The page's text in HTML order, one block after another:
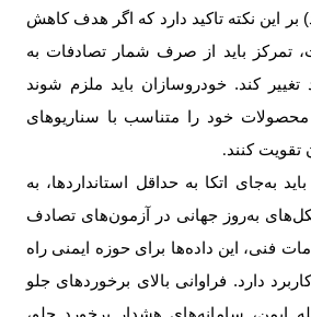
بر این نکته تاکید دارد که اگر هدف کاهش
تمرکز باید از صرف شمار تصادفات به
کند. خودروسازان باید ملزم شوند
خود را متناسب با سناریوهای
تقویت کنند.
به‌جای اتکا به حداقل استانداردها، به
به‌روز جهانی در آزمون‌های تصادف
فنی، این داده‌ها برای حوزه ایمنی راه
دارد. فراوانی بالای برخوردهای جلو